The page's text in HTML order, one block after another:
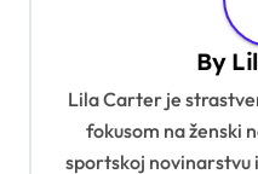
By
Lila Carter je
fokusom na ženski
sportskoj novinarstvu